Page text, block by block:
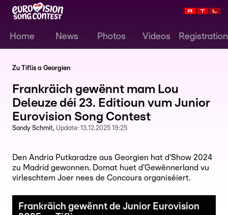
Home News Photos Videos Registration
Zu Tiflis a Georgien
Frankräich gewënnt mam Lou
Deleuze déi 23. Editioun vum Junior
Eurovision Song Contest
Sandy Schmit Update: 13.12.2025 19:25
Den Andria Putkaradze aus Georgien hat d'Show 2024
zu Madrid gewonnen. Domat huet d'Gewënnerland vu
virleschtem Joer nees de Concours organiséiert.
Frankräich gewënnt de Junior Eurovision